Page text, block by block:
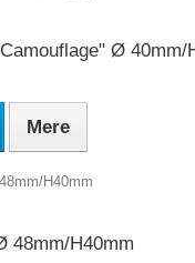
Ø 40mm/
Mere
48mm/H40mm